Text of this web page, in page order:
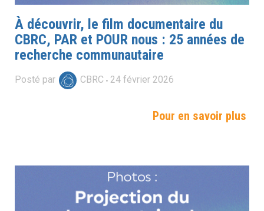
À découvrir, le film documentaire du
CBRC, PAR et POUR nous : 25 années de
recherche communautaire
Posté par CBRC 24 février 2026
Pour en savoir plus